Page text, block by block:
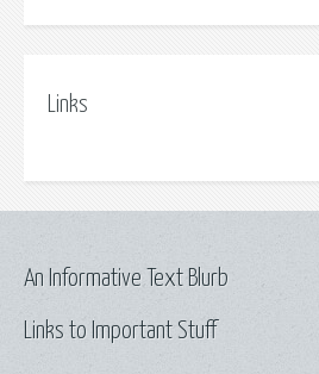
Links
Links to Important Stuff
An Informative Text Blurb